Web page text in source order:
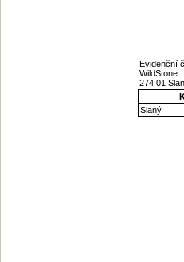
Evidenční
WildStone
274 01
Slaný